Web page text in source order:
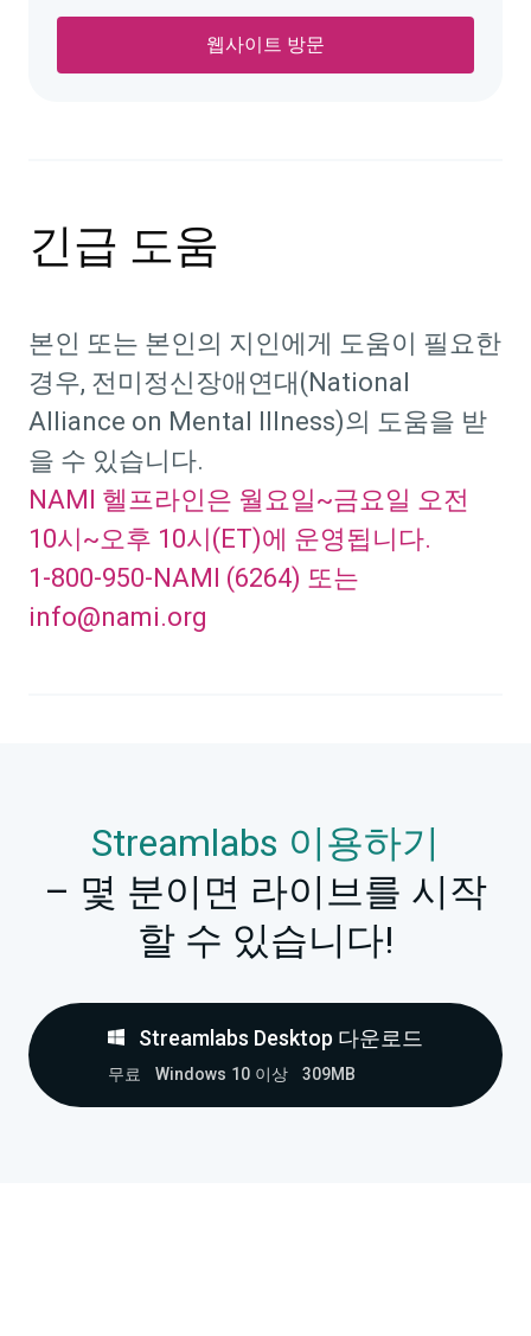
웹사이트 방문
긴급 도움
본인 또는 본인의 지인에게 도움이 필요한
경우, 전미정신장애연대(National
Alliance on Mental Illness)의 도움을 받
을 수 있습니다.
NAMI 헬프라인은 월요일~금요일 오전
10시~오후 10시(ET)에 운영됩니다.
1-800-950-NAMI (6264) 또는
info@nami.org
Streamlabs 이용하기
– 몇 분이면 라이브를 시작
할 수 있습니다!
Streamlabs Desktop 다운로드
무료 Windows 10 이상 309MB